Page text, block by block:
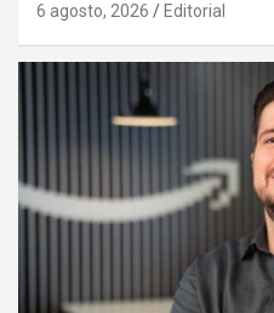
6 agosto, 2026 Editorial